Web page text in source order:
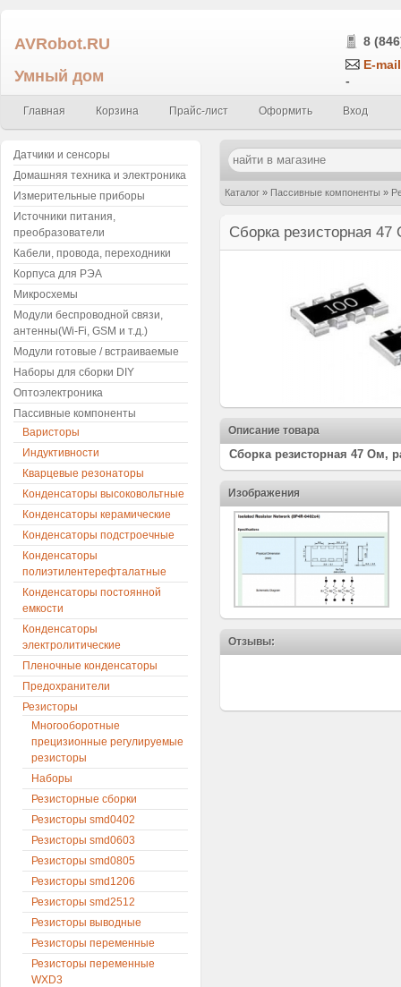
AVRobot.RU
Умный дом
8
E-
-
Главная Корзина Прайс-лист Оформить Вход
Каталог » Пассивные компоненты »
Сборка резисторная
Описание товара
Сборка резисторная 47 Ом,
Изображения
Отзывы:
Датчики и сенсоры
Домашняя техника и электроника
Измерительные приборы
Источники питания,
преобразователи
Кабели, провода, переходники
Корпуса для РЭА
Микросхемы
Модули беспроводной связи,
антенны(Wi-Fi, GSM и т.д.)
Модули готовые / встраиваемые
Наборы для сборки DIY
Оптоэлектроника
Пассивные компоненты
Варисторы
Индуктивности
Кварцевые резонаторы
Конденсаторы высоковольтные
Конденсаторы керамические
Конденсаторы подстроечные
Конденсаторы
полиэтилентерефталатные
Конденсаторы постоянной
емкости
Конденсаторы
электролитические
Пленочные конденсаторы
Предохранители
Резисторы
Многооборотные
прецизионные регулируемые
резисторы
Наборы
Резисторные сборки
Резисторы smd0402
Резисторы smd0603
Резисторы smd0805
Резисторы smd1206
Резисторы smd2512
Резисторы выводные
Резисторы переменные
Резисторы переменные
WXD3